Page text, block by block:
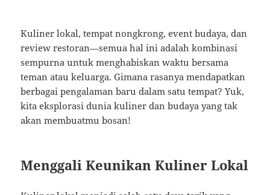
Kuliner lokal, tempat nongkrong, event budaya, dan
review restoran—semua hal ini adalah kombinasi
sempurna untuk menghabiskan waktu bersama
teman atau keluarga. Gimana rasanya mendapatkan
berbagai pengalaman baru dalam satu tempat? Yuk,
kita eksplorasi dunia kuliner dan budaya yang tak
akan membuatmu bosan!
Menggali Keunikan Kuliner Lokal